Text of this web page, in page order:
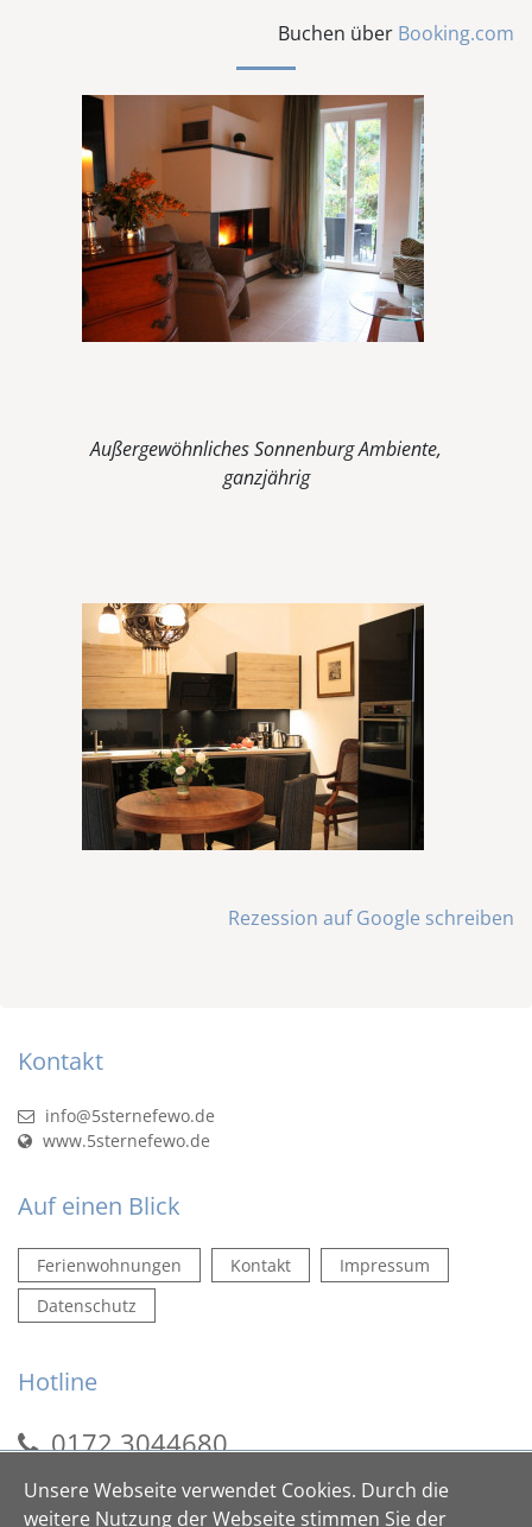
Unsere Webseite verwendet Cookies. Durch die
weitere Nutzung der Webseite stimmen Sie der
Buchen über Booking.com
Außergewöhnliches Sonnenburg Ambiente,
ganzjährig
Rezession auf Google schreiben
Kontakt
info@5sternefewo.de
www.5sternefewo.de
Auf einen Blick
Ferienwohnungen Kontakt
Impressum
Datenschutz
Hotline
0172 3044680
0172 4235883